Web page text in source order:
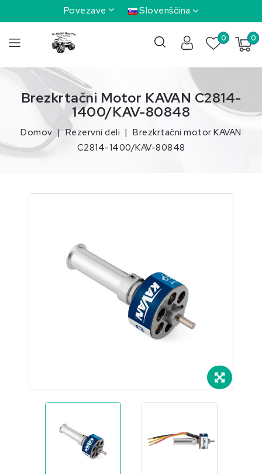
Povezave Slovenščina
0
0
Brezkrtačni Motor KAVAN C2814-
1400/KAV-80848
Domov Rezervni deli
Brezkrtačni motor KAVAN
C2814-1400/KAV-80848